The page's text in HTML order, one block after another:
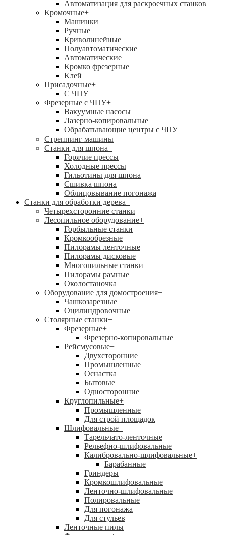
Автоматизация для раскроечных станков
Кромочные+
Машинки
Ручные
Криволинейные
Полуавтоматические
Автоматические
Кромко фрезерные
Клей
Присадочные+
С ЧПУ
Фрезерные с ЧПУ+
Вакуумные насосы
Лазерно-копировальные
Обрабатывающие центры с ЧПУ
Стреппинг машины
Станки для шпона+
Горячие прессы
Холодные прессы
Гильотины для шпона
Сшивка шпона
Облицовывание погонажа
Станки для обработки дерева+
Четырехсторонние станки
Лесопильное оборудование+
Горбыльные станки
Кромкообрезные
Пилорамы ленточные
Пилорамы дисковые
Многопильные станки
Пилорамы рамные
Околостаночка
Оборудование для домостроения+
Чашкозарезные
Оцилиндровочные
Столярные станки+
Фрезерные+
Фрезерно-копировальные
Рейсмусовые+
Двухсторонние
Промышленные
Оснастка
Бытовые
Односторонние
Круглопильные+
Промышленные
Для строй площадок
Шлифовальные+
Тарельчато-ленточные
Рельефно-шлифовальные
Калибровально-шлифовальные+
Барабанные
Гриндеры
Кромкошлифовальные
Ленточно-шлифовальные
Полировальные
Для погонажа
Для стульев
Ленточные пилы